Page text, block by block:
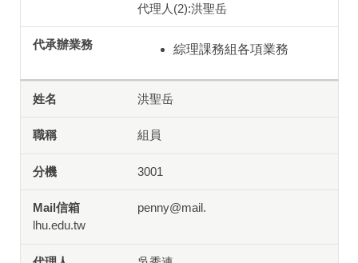
代理人(2):洪聖岳
綜理課務組各項業務
洪聖岳
組員
3001
penny@mail.
lhu.edu.tw